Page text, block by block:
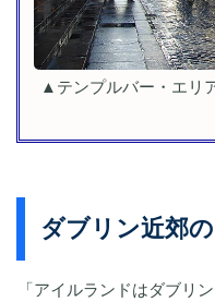
▲テンプルバー・エリ
ダブリン近郊
「アイルランドはダブリ